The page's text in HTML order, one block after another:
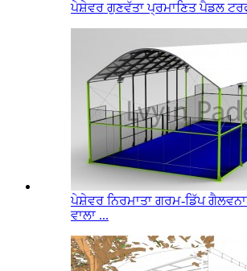
ਪੇਸ਼ੇਵਰ ਗੁਣਵੱਤਾ ਪ੍ਰਮਾਣਿਤ ਪੈਡਲ
ਪੇਸ਼ੇਵਰ ਨਿਰਮਾਤਾ ਗਰਮ-ਡਿੱਪ
ਵਾਲਾ ...